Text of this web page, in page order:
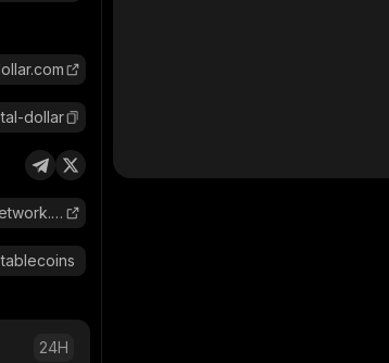
dollar
explorer.xprnetwork.org
24H